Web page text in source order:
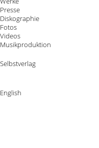
Presse
Diskographie
Fotos
Videos
Musikproduktion
Selbstverlag
English